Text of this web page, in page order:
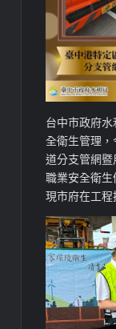
台中市政府
全衛生管理
道分支管網
職業安全衛
現市府在工程